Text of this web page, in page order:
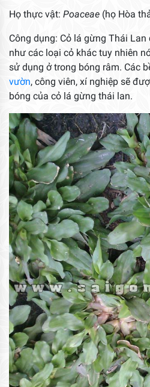
Họ thực vật: Poaceae (họ Hòa
Công dụng: Cỏ lá gừng Thái
như các loại cỏ khác tuy nhiên
sử dụng ở trong bóng râm. Các
vườn, công viên, xí nghiệp sẽ
bóng của cỏ lá gừng thái lan.